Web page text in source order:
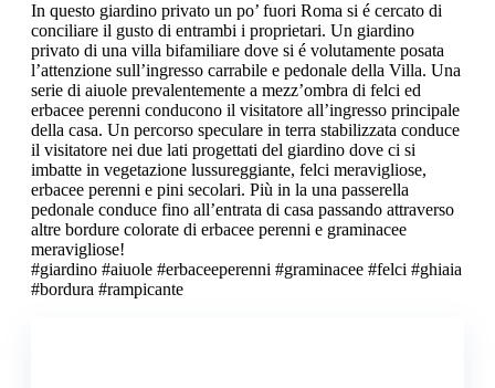
In questo giardino privato un po’ fuori Roma si é cercato di
conciliare il gusto di entrambi i proprietari. Un giardino
privato di una villa bifamiliare dove si é volutamente posata
l’attenzione sull’ingresso carrabile e pedonale della Villa. Una
serie di aiuole prevalentemente a mezz’ombra di felci ed
erbacee perenni conducono il visitatore all’ingresso principale
della casa. Un percorso speculare in terra stabilizzata conduce
il visitatore nei due lati progettati del giardino dove ci si
imbatte in vegetazione lussureggiante, felci meravigliose,
erbacee perenni e pini secolari. Più in la una passerella
pedonale conduce fino all’entrata di casa passando attraverso
altre bordure colorate di erbacee perenni e graminacee
meravigliose!
#giardino #aiuole #erbaceeperenni #graminacee #felci #ghiaia
#bordura #rampicante